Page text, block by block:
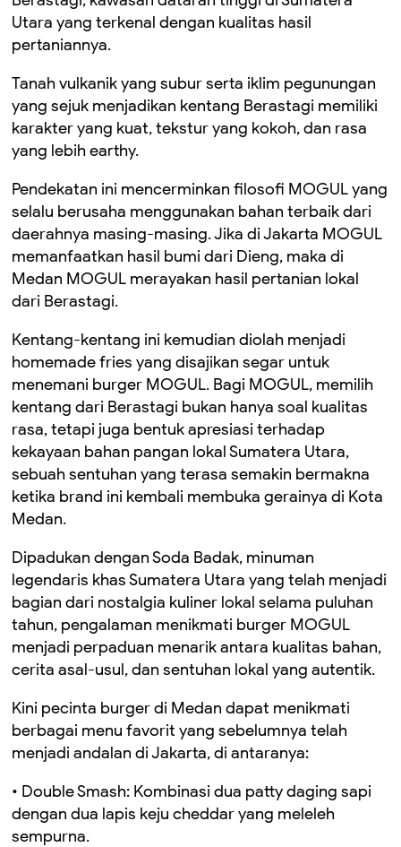
Utara yang terkenal dengan kualitas hasil
pertaniannya.
Tanah vulkanik yang subur serta iklim pegunungan
yang sejuk menjadikan kentang Berastagi memiliki
karakter yang kuat, tekstur yang kokoh, dan rasa
yang lebih earthy.
Pendekatan ini mencerminkan filosofi MOGUL yang
selalu berusaha menggunakan bahan terbaik dari
daerahnya masing-masing. Jika di Jakarta MOGUL
memanfaatkan hasil bumi dari Dieng, maka di
Medan MOGUL merayakan hasil pertanian lokal
dari Berastagi.
Kentang-kentang ini kemudian diolah menjadi
homemade fries yang disajikan segar untuk
menemani burger MOGUL. Bagi MOGUL, memilih
kentang dari Berastagi bukan hanya soal kualitas
rasa, tetapi juga bentuk apresiasi terhadap
kekayaan bahan pangan lokal Sumatera Utara,
sebuah sentuhan yang terasa semakin bermakna
ketika brand ini kembali membuka gerainya di Kota
Medan.
Dipadukan dengan Soda Badak, minuman
legendaris khas Sumatera Utara yang telah menjadi
bagian dari nostalgia kuliner lokal selama puluhan
tahun, pengalaman menikmati burger MOGUL
menjadi perpaduan menarik antara kualitas bahan,
cerita asal-usul, dan sentuhan lokal yang autentik.
Kini pecinta burger di Medan dapat menikmati
berbagai menu favorit yang sebelumnya telah
menjadi andalan di Jakarta, di antaranya:
• Double Smash: Kombinasi dua patty daging sapi
dengan dua lapis keju cheddar yang meleleh
sempurna.